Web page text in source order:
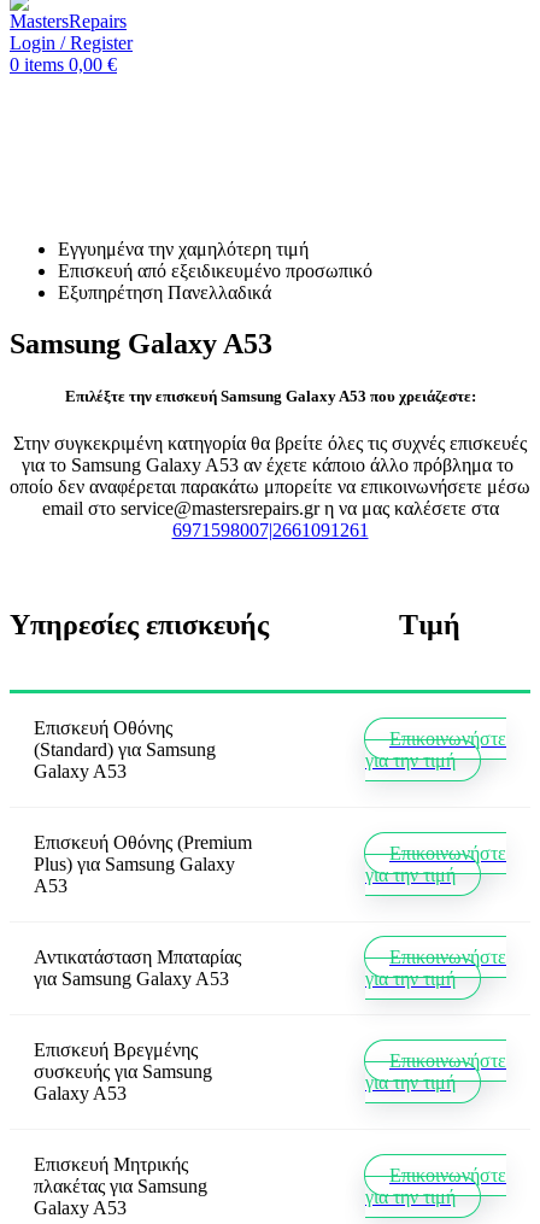
Login / Register
0 items 0,00 €
Εγγυημένα την χαμηλότερη τιμή
Επισκευή από εξειδικευμένο προσωπικό
Εξυπηρέτηση Πανελλαδικά
Samsung Galaxy A53
Επιλέξτε την επισκευή Samsung Galaxy A53 που χρειάζεστε:
Στην συγκεκριμένη κατηγορία θα βρείτε όλες τις συχνές επισκευές
για το Samsung Galaxy A53 αν έχετε κάποιο άλλο πρόβλημα το
οποίο δεν αναφέρεται παρακάτω μπορείτε να επικοινωνήσετε μέσω
email στο service@mastersrepairs.gr η να μας καλέσετε στα
6971598007|2661091261
Υπηρεσίες επισκευής Τιμή
Επισκευή Οθόνης
(Standard) για Samsung
Galaxy A53
Επικοινωνήστε
για την τιμή
Επισκευή Οθόνης (Premium
Plus) για Samsung Galaxy
A53
Επικοινωνήστε
για την τιμή
Αντικατάσταση Μπαταρίας
για Samsung Galaxy A53
Επικοινωνήστε
για την τιμή
Επισκευή Βρεγμένης
συσκευής για Samsung
Galaxy A53
Επικοινωνήστε
για την τιμή
Επισκευή Μητρικής
πλακέτας για Samsung
Galaxy A53
Επικοινωνήστε
για την τιμή